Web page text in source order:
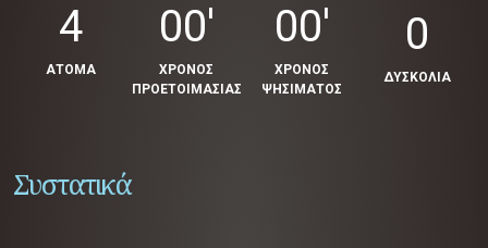
4
ΑΤΟΜΑ
00'
ΧΡΟΝΟΣ
ΠΡΟΕΤΟΙΜΑΣΙΑΣ
00'
ΧΡΟΝΟΣ
ΨΗΣΙΜΑΤΟΣ
0
ΔΥΣΚΟΛΙΑ
Συστατικά